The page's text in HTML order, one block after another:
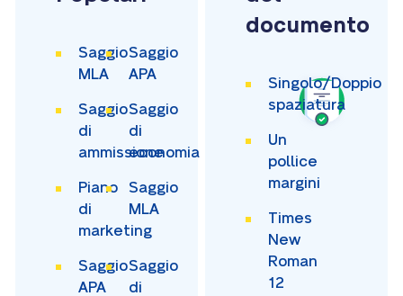
Saggio
MLA
Saggio
APA
Saggio
di
ammissione
Saggio
di
economia
Piano
di
marketing
Saggio
MLA
Saggio
APA
Saggio
di
documento
Singolo/Doppio
spaziatura
Un
pollice
margini
Times
New
Roman
12